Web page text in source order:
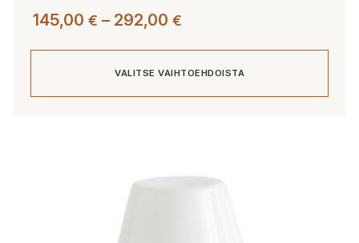
145,00 € – 292,00 €
292,00 €
VALITSE VAIHTOEHDOISTA